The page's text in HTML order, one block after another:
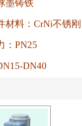
墨铸铁
材料： CrNi不锈刚
： PN25
DN40